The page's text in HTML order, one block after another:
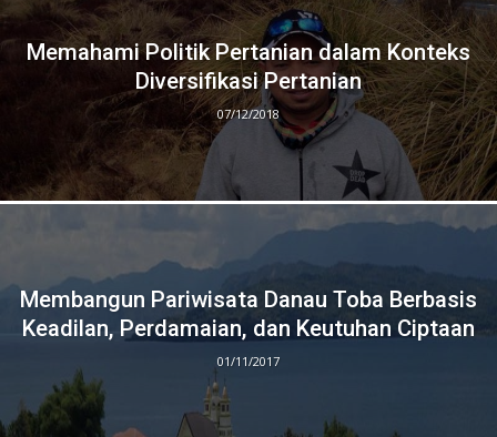
Memahami Politik Pertanian dalam Konteks
Diversifikasi Pertanian
07/12/2018
Membangun Pariwisata Danau Toba Berbasis
Keadilan, Perdamaian, dan Keutuhan Ciptaan
01/11/2017